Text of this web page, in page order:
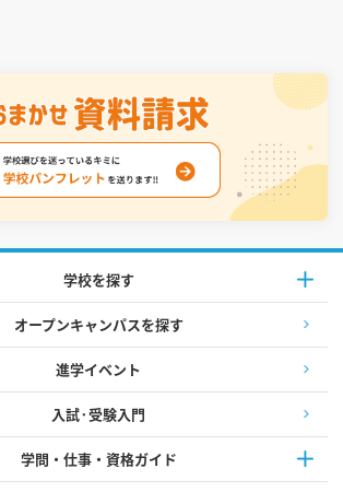
学校を探す
オープンキャンパスを探す
進学イベント
入試·受験入門
学問・仕事・資格ガイド